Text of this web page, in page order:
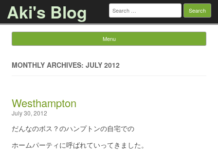
Aki's Blog Search
for:
Menu
MONTHLY ARCHIVES: JULY 2012
Westhampton
July 30, 2012
だんなのボス？のハンプトンの自宅での
ホームパーティに呼ばれていってきました。